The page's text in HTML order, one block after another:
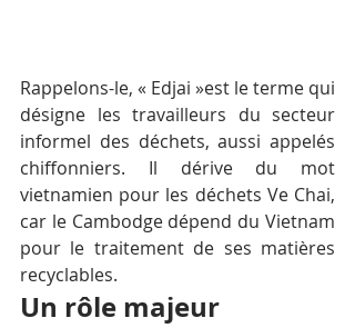
Rappelons-le, « Edjai »est le terme qui
désigne les travailleurs du secteur
informel des déchets, aussi appelés
chiffonniers. Il dérive du mot
vietnamien pour les déchets Ve Chai,
car le Cambodge dépend du Vietnam
pour le traitement de ses matières
recyclables.
Un rôle majeur